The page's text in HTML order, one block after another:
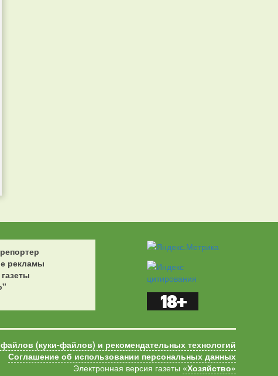
рекламы
(куки-файлов) и рекомендательных технологий
Соглашение об использовании персональных данных
Электронная версия газеты «Хозяйство»